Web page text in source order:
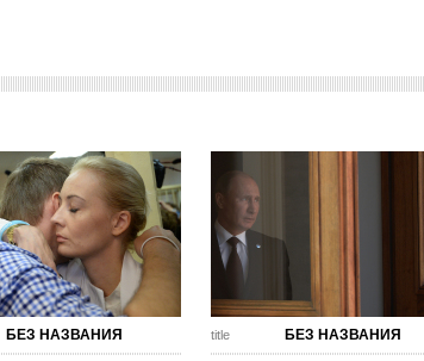
БЕЗ НАЗВАНИЯ title БЕЗ НАЗВАНИЯ